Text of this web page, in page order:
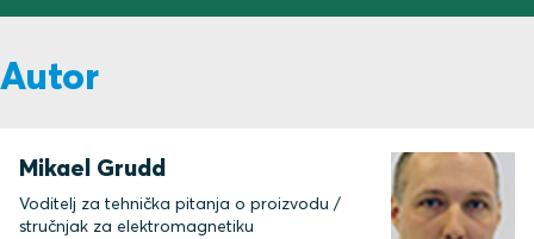
Autor
Mikael Grudd
Voditelj za tehnička pitanja o proizvodu /
stručnjak za elektromagnetiku